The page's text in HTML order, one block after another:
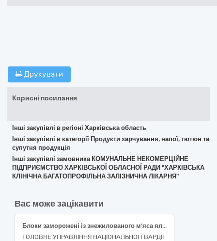
Друкувати
Корисні посилання
Інші закупівлі в регіоні Харківська область
Інші закупівлі в категорії Продукти харчування, напої, тютюн та
супутня продукція
Інші закупівлі замовника КОМУНАЛЬНЕ НЕКОМЕРЦІЙНЕ
ПІДПРИЄМСТВО ХАРКІВСЬКОЇ ОБЛАСНОЇ РАДИ "ХАРКІВСЬКА
КЛІНІЧНА БАГАТОПРОФІЛЬНА ЗАЛІЗНИЧНА ЛІКАРНЯ"
Вас може зацікавити
Блоки заморожені із знежилованого м’яса яловичини І сорту
ГОЛОВНЕ УПРАВЛІННЯ НАЦІОНАЛЬНОЇ ГВАРДІЇ